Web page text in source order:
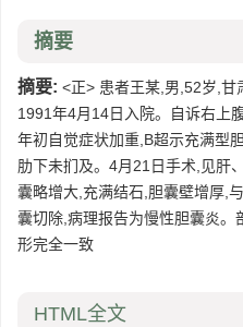
摘要
摘要: <正> 患者王某,男,52岁,甘
1991年4月14日入院。自诉右上
年初自觉症状加重,B超示充满型
肋下未扪及。4月21日手术,见肝
囊略增大,充满结石,胆囊壁增厚,
囊切除,病理报告为慢性胆囊炎
形完全一致
HTML全文